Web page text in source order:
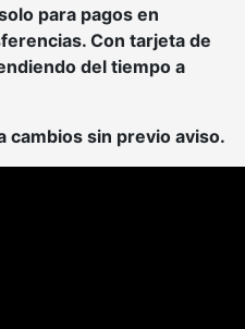
para pagos en
Con tarjeta de
del tiempo a
cambios sin previo aviso.